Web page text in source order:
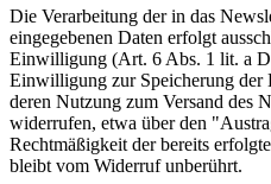
Die Verarbeitung der in das
eingegebenen Daten erfolgt
Einwilligung (Art. 6 Abs. 1 lit. a
Einwilligung zur Speicherung der
deren Nutzung zum Versand des
widerrufen, etwa über den
Rechtmäßigkeit der bereits
bleibt vom Widerruf unberührt.